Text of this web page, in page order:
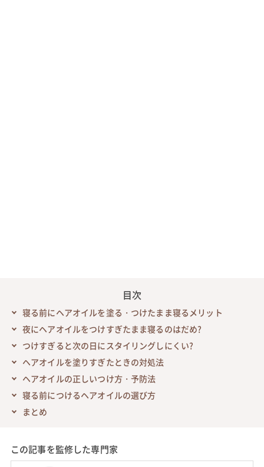
目次
寝る前にヘアオイルを塗る・つけたまま寝るメリット
夜にヘアオイルをつけすぎたまま寝るのはだめ?
つけすぎると次の日にスタイリングしにくい?
ヘアオイルを塗りすぎたときの対処法
ヘアオイルの正しいつけ方・予防法
寝る前につけるヘアオイルの選び方
まとめ
この記事を監修した専門家